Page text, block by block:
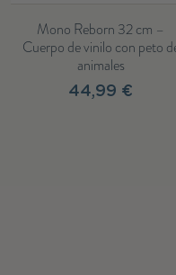
Mono Reborn 32 cm –
Cuerpo de vinilo con peto
animales
44,99 €